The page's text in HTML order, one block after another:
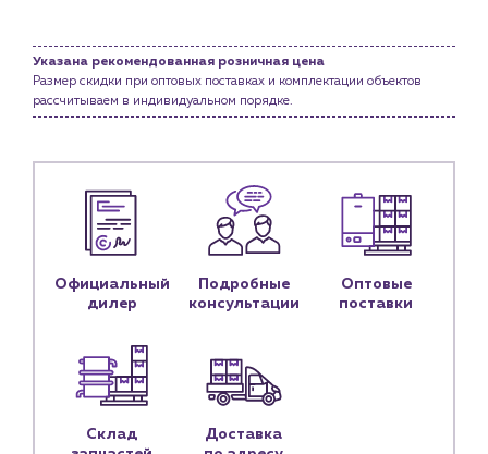
Сервис и обслуживание инженерных систем
Блог
Контакты
Наши партнёры
Чат-бот
Указана рекомендованная розничная цена
Размер скидки при оптовых поставках и комплектации объектов
рассчитываем в индивидуальном порядке.
Официальный
дилер
Подробные
консультации
Оптовые
поставки
Склад
Доставка